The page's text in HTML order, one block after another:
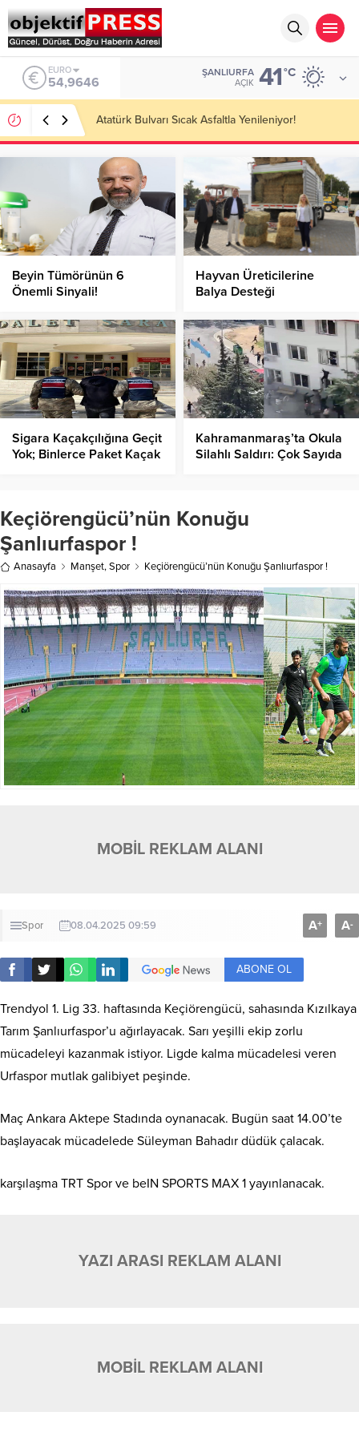
ALTIN
6.488,95
ŞANLIURFA
AÇIK 41°C
Temmuzda IPARD III Kapsamında 634,3 Milyon Lira
Hibe Ödemesi Yapıldı!
Beyin Tümörünün 6
Önemli Sinyali!
Hayvan Üreticilerine
Balya Desteği
Sigara Kaçakçılığına Geçit
Yok; Binlerce Paket Kaçak
Kahramanmaraş’ta Okula
Silahlı Saldırı: Çok Sayıda
Keçiörengücü’nün Konuğu
Şanlıurfaspor !
Anasayfa Manşet,Spor Keçiörengücü’nün Konuğu Şanlıurfaspor !
MOBİL REKLAM ALANI
Spor 08.04.2025 09:59 A+ A-
ABONE OL
Trendyol 1. Lig 33. haftasında Keçiörengücü, sahasında Kızılkaya
Tarım Şanlıurfaspor’u ağırlayacak. Sarı yeşilli ekip zorlu
mücadeleyi kazanmak istiyor. Ligde kalma mücadelesi veren
Urfaspor mutlak galibiyet peşinde.
Maç Ankara Aktepe Stadında oynanacak. Bugün saat 14.00’te
başlayacak mücadelede Süleyman Bahadır düdük çalacak.
karşılaşma TRT Spor ve beIN SPORTS MAX 1 yayınlanacak.
YAZI ARASI REKLAM ALANI
MOBİL REKLAM ALANI